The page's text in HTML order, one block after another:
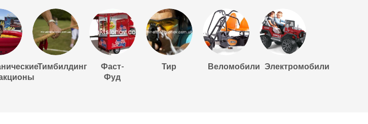
Тимбилдинг
Фаст-
Фуд
Тир Веломобили Электромобили